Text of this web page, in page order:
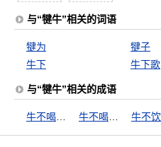
与“犍牛”相关的词语
犍为 犍子
牛下
牛下歌
与“犍牛”相关的成语